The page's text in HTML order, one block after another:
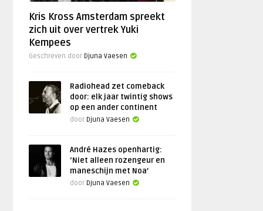
Kris Kross Amsterdam spreekt
zich uit over vertrek Yuki
Kempees
Geschreven door Djuna Vaesen
Radiohead zet comeback
door: elk jaar twintig shows
op een ander continent
door Djuna Vaesen
André Hazes openhartig:
‘Niet alleen rozengeur en
maneschijn met Noa’
door Djuna Vaesen